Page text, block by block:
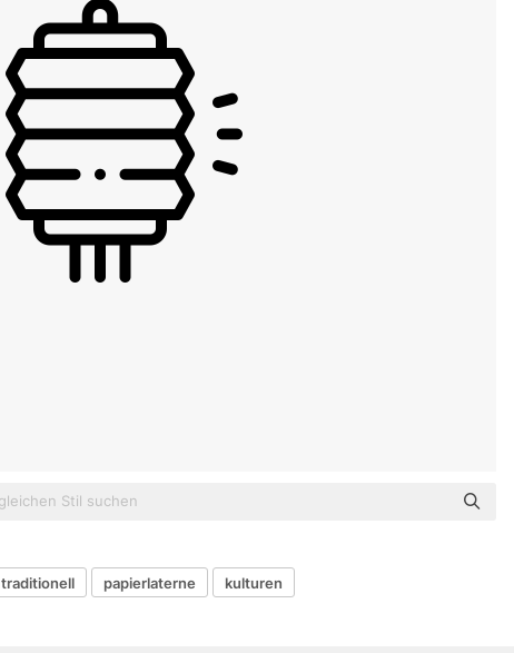
traditionell papierlaterne kulturen